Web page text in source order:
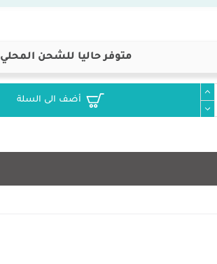
متوفر حاليا للشحن المحلي
أضف الى السلة